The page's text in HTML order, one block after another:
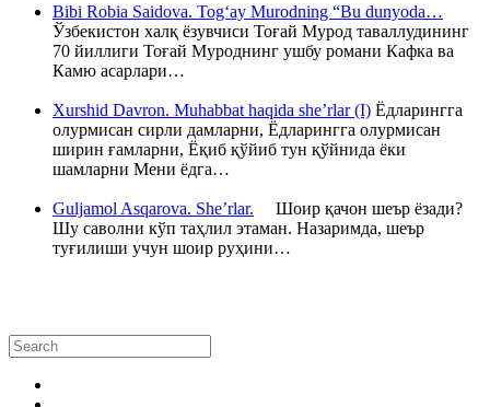
Bibi Robia Saidova. Tog‘ay Murodning “Bu dunyoda…
Ўзбекистон халқ ёзувчиси Тоғай Мурод таваллудининг
70 йиллиги Тоғай Муроднинг ушбу романи Кафка ва
Камю асарлари…
Xurshid Davron. Muhabbat haqida she’rlar (I) Ёдларингга
олурмисан сирли дамларни, Ёдларингга олурмисан
ширин ғамларни, Ёқиб қўйиб тун қўйнида ёки
шамларни Мени ёдга…
Guljamol Asqarova. She’rlar. Шоир қачон шеър ёзади?
Шу саволни кўп таҳлил этаман. Назаримда, шеър
туғилиши учун шоир руҳини…